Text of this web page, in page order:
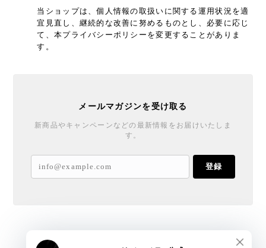
当ショップは、個人情報の取扱いに関する運用状況を適
宜見直し、継続的な改善に努めるものとし、必要に応じ
て、本プライバシーポリシーを変更することがありま
す。
メールマガジンを受け取る
新商品やキャンペーンなどの最新情報をお届けいたしま
す。
登録